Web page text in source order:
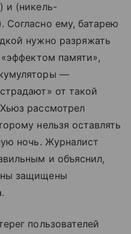
и (никель-
Согласно ему, батарею
нужно разряжать
памяти»,
—
от такой
рассмотрел
нельзя оставлять
ночь. Журналист
и объяснил,
защищены
пользователей